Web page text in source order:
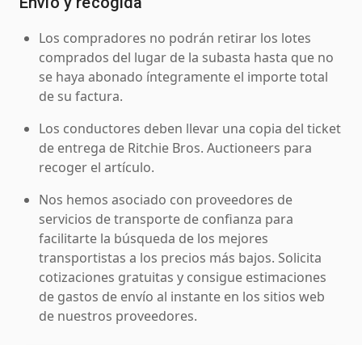
Los compradores no podrán retirar los lotes
comprados del lugar de la subasta hasta que no
se haya abonado íntegramente el importe total
de su factura.
Los conductores deben llevar una copia del ticket
de entrega de Ritchie Bros. Auctioneers para
recoger el artículo.
Nos hemos asociado con proveedores de
servicios de transporte de confianza para
facilitarte la búsqueda de los mejores
transportistas a los precios más bajos. Solicita
cotizaciones gratuitas y consigue estimaciones
de gastos de envío al instante en los sitios web
de nuestros proveedores.